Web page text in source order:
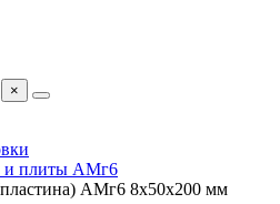
×
и плиты АМг6
АМг6 8х50х200 мм